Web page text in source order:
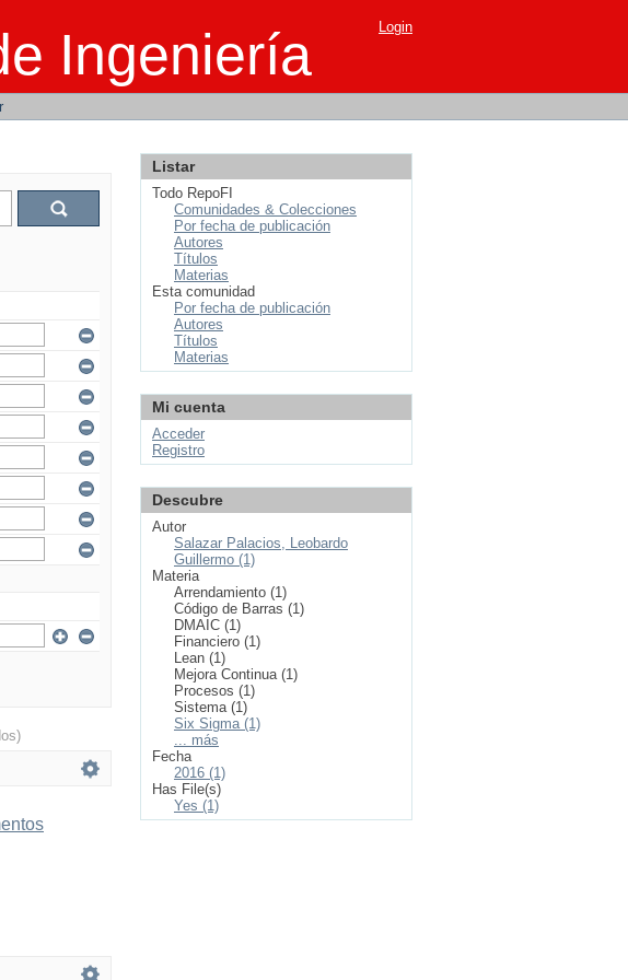
Ingeniería Login
Listar
Todo RepoFI
Comunidades & Colecciones
Por fecha de publicación
Autores
Títulos
Materias
Esta comunidad
Por fecha de publicación
Autores
Títulos
Materias
Mi cuenta
Acceder
Registro
Descubre
Autor
Salazar Palacios, Leobardo
Guillermo (1)
Materia
Arrendamiento (1)
Código de Barras (1)
DMAIC (1)
Financiero (1)
Lean (1)
Mejora Continua (1)
Procesos (1)
Sistema (1)
Six Sigma (1)
... más
Fecha
2016 (1)
Has File(s)
Yes (1)